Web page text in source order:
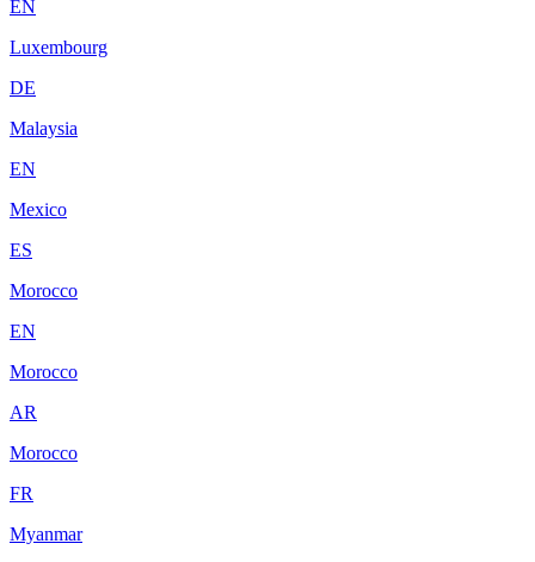
EN
Luxembourg
DE
Malaysia
EN
Mexico
ES
Morocco
EN
Morocco
AR
Morocco
FR
Myanmar